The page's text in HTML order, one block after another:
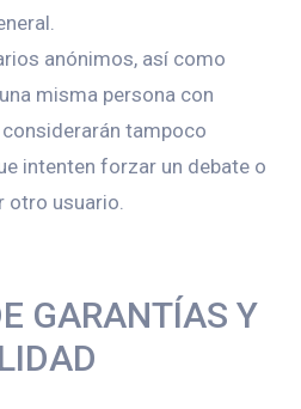
anónimos, así como
misma persona con
tampoco
intenten forzar un debate o
otro usuario.
GARANTÍAS Y